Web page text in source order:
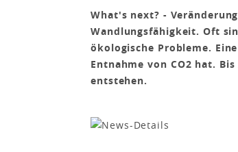
What's next? -
Wandlungsfähigkeit. Oft
ökologische Probleme.
Entnahme von CO2 hat.
entstehen.